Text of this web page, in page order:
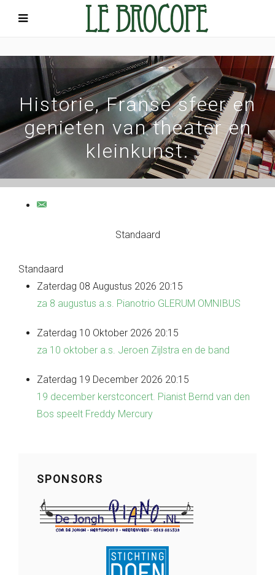
Historie, Franse sfeer en
genieten van theater en
kleinkunst.
Standaard
Standaard
Zaterdag 08 Augustus 2026 20:15
za 8 augustus a.s. Pianotrio GLERUM OMNIBUS
Zaterdag 10 Oktober 2026 20:15
za 10 oktober a.s. Jeroen Zijlstra en de band
Zaterdag 19 December 2026 20:15
19 december kerstconcert. Pianist Bernd van den
Bos speelt Freddy Mercury
SPONSORS